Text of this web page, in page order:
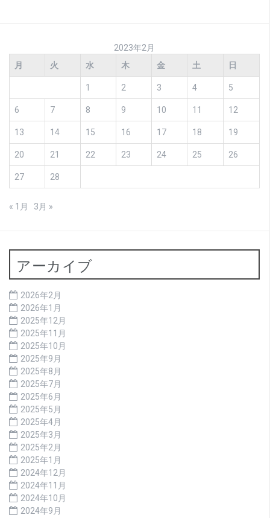
2023年2月
月
火 水 木 金 土 日
1 2 3 4 5
6 7 8 9 10 11 12
13 14 15 16 17 18 19
20 21 22 23 24 25 26
27 28
« 1月 3月 »
アーカイブ
2026年2月
2026年1月
2025年12月
2025年11月
2025年10月
2025年9月
2025年8月
2025年7月
2025年6月
2025年5月
2025年4月
2025年3月
2025年2月
2025年1月
2024年12月
2024年11月
2024年10月
2024年9月